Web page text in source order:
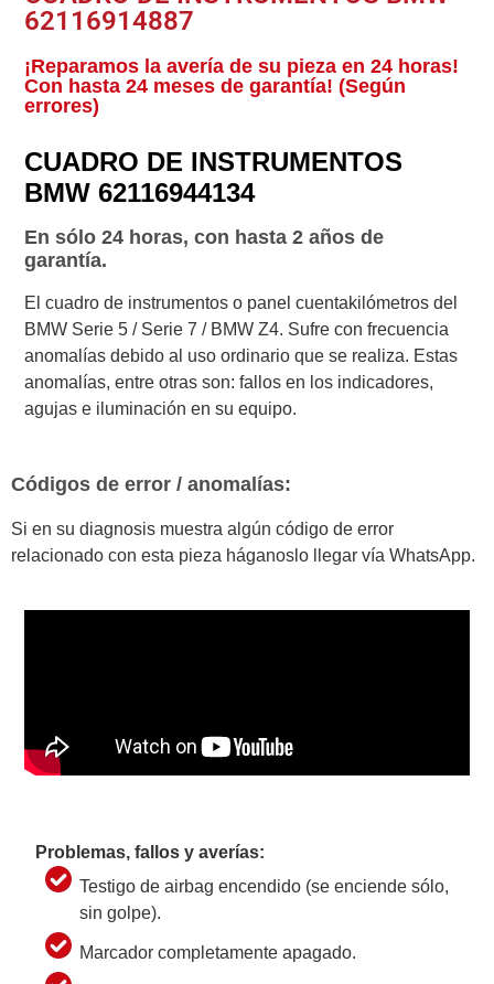
62116914887
¡Reparamos la avería de su pieza en 24 horas!
Con hasta 24 meses de garantía! (Según
errores)
CUADRO DE INSTRUMENTOS
BMW 62116944134
En sólo 24 horas, con hasta 2 años de
garantía.
El cuadro de instrumentos o panel cuentakilómetros del
BMW Serie 5 / Serie 7 / BMW Z4. Sufre con frecuencia
anomalías debido al uso ordinario que se realiza. Estas
anomalías, entre otras son: fallos en los indicadores,
agujas e iluminación en su equipo.
Códigos de error / anomalías:
Si en su diagnosis muestra algún código de error
relacionado con esta pieza háganoslo llegar vía WhatsApp.
Problemas, fallos y averías:
Testigo de airbag encendido (se enciende sólo,
sin golpe).
Marcador completamente apagado.